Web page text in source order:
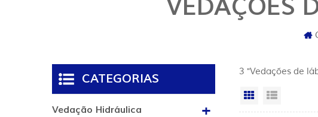
VEDAÇÕES
3 "Vedações de
Vista da grade
CATEGORIAS
Vedação Hidráulica